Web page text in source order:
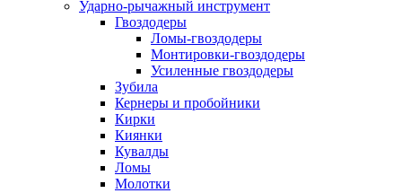
Ударно-рычажный инструмент
Гвоздодеры
Ломы-гвоздодеры
Монтировки-гвоздодеры
Усиленные гвоздодеры
Зубила
Кернеры и пробойники
Кирки
Киянки
Кувалды
Ломы
Молотки